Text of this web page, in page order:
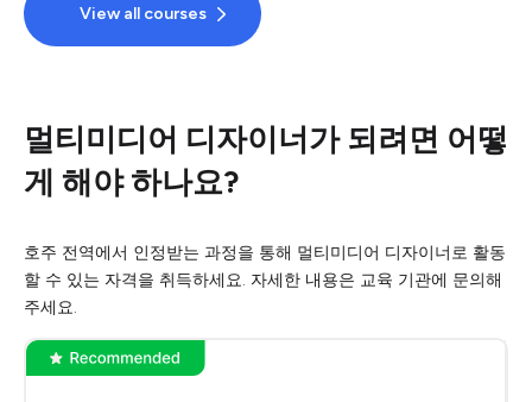
View all courses
멀티미디어 디자이너가 되려면 어떻
게 해야 하나요?
호주 전역에서 인정받는 과정을 통해 멀티미디어 디자이너로 활동
할 수 있는 자격을 취득하세요. 자세한 내용은 교육 기관에 문의해
주세요.